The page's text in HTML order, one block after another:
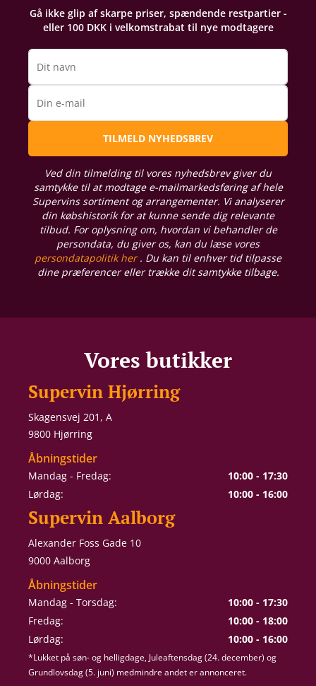
Gå ikke glip af skarpe priser, spændende restpartier -
eller 100 DKK i velkomstrabat til nye modtagere
Dit navn
Din e-mail
TILMELD NYHEDSBREV
Ved din tilmelding til vores nyhedsbrev giver du
samtykke til at modtage e-mailmarkedsføring af hele
Supervins sortiment og arrangementer. Vi analyserer
din købshistorik for at kunne sende dig relevante
tilbud. For oplysning om, hvordan vi behandler de
persondata, du giver os, kan du læse vores
persondatapolitik her. Du kan til enhver tid tilpasse
dine præferencer eller trække dit samtykke tilbage.
Vores butikker
Supervin Hjørring
Skagensvej 201, A
9800 Hjørring
Åbningstider
Mandag - Fredag:
10:00 - 17:30
Lørdag:
10:00 - 16:00
Supervin Aalborg
Alexander Foss Gade 10
9000 Aalborg
Åbningstider
Mandag - Torsdag:
10:00 - 17:30
Fredag:
10:00 - 18:00
Lørdag:
10:00 - 16:00
*Lukket på søn- og helligdage, Juleaftensdag (24. december) og
Grundlovsdag (5. juni) medmindre andet er annonceret.